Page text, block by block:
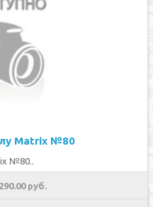
Matrix №80
№80..
290.00 руб.